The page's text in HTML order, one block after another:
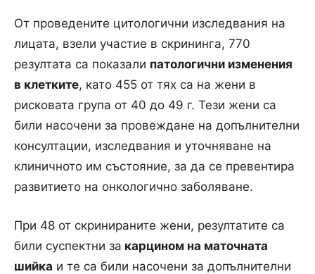
От проведените цитологични изследвания на
лицата, взели участие в скрининга, 770
резултата са показали патологични изменения
в клетките, като 455 от тях са на жени в
рисковата група от 40 до 49 г. Тези жени са
били насочени за провеждане на допълнителни
консултации, изследвания и уточняване на
клиничното им състояние, за да се превентира
развитието на онкологично заболяване.
При 48 от скринираните жени, резултатите са
били суспектни за карцином на маточната
шийка и те са били насочени за допълнителни